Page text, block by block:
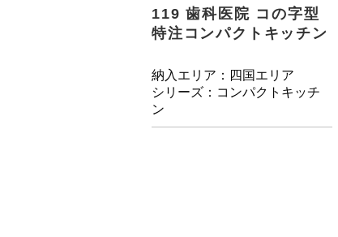
119 歯科医院 コの字型
特注コンパクトキッチン
納入エリア：四国エリア
シリーズ：コンパクトキッチ
ン